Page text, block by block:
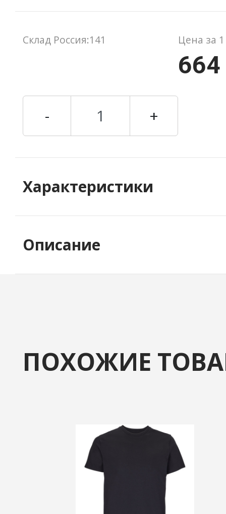
Цена за
- +
Склад Россия:141
Характеристики
Описание
ПОХОЖИЕ